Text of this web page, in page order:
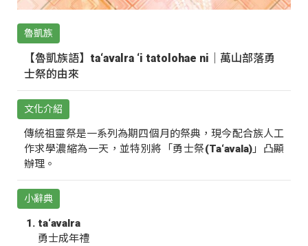
魯凱族
【魯凱族語】ta‘avalra ‘i tatolohae ni｜萬山部落勇
士祭的由來
文化介紹
傳統祖靈祭是一系列為期四個月的祭典，現今配合族人工
作求學濃縮為一天，並特別將「勇士祭(Ta‘avala)」凸顯
辦理。
小辭典
ta‘avalra
勇士成年禮